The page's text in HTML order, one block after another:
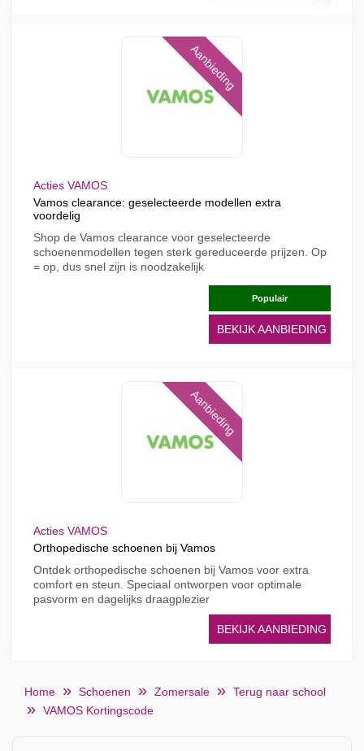
Aanbieding
Acties VAMOS
Vamos clearance: geselecteerde modellen extra
voordelig
Shop de Vamos clearance voor geselecteerde
schoenenmodellen tegen sterk gereduceerde prijzen. Op
= op, dus snel zijn is noodzakelijk
Populair
BEKIJK AANBIEDING
Aanbieding
Acties VAMOS
Orthopedische schoenen bij Vamos
Ontdek orthopedische schoenen bij Vamos voor extra
comfort en steun. Speciaal ontworpen voor optimale
pasvorm en dagelijks draagplezier
BEKIJK AANBIEDING
Home Schoenen Zomersale
Terug naar school
VAMOS Kortingscode